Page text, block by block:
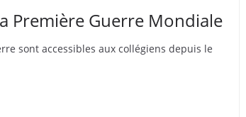
Première Guerre Mondiale
sont accessibles aux collégiens depuis le